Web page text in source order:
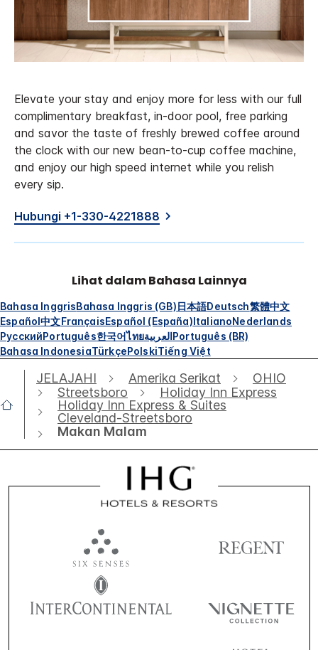
Elevate your stay and enjoy more for less with our full
complimentary breakfast, in-door pool, free parking
and savor the taste of freshly brewed coffee around
the clock with our new bean-to-cup coffee machine,
and enjoy our high speed internet while you relish
every sip.
Hubungi +1-330-4221888
Lihat dalam Bahasa Lainnya
Bahasa InggrisBahasa Inggris (GB)日本語Deutsch繁體中文
Español中文FrançaisEspañol (España)ItalianoNederlands
РусскийPortuguês한국어ไทยالعربيةPortuguês (BR)
Bahasa IndonesiaTürkçePolskiTiếng Việt
JELAJAHI Amerika Serikat
OHIO
Streetsboro
Holiday Inn Express
Holiday Inn Express & Suites
Cleveland-Streetsboro
Makan Malam